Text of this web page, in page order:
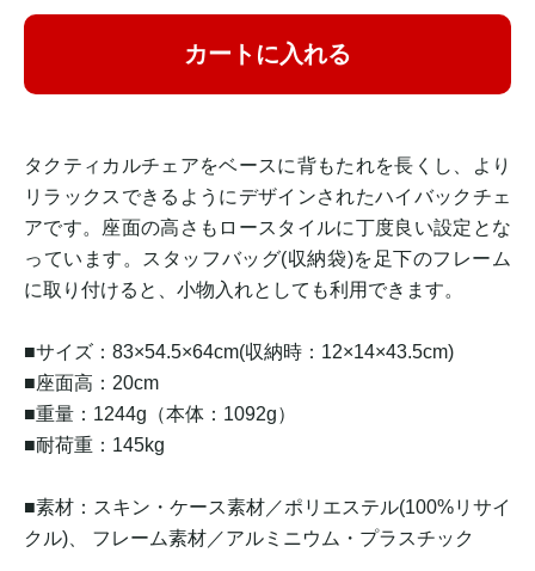
カートに入れる
タクティカルチェアをベースに背もたれを長くし、より
リラックスできるようにデザインされたハイバックチェ
アです。座面の高さもロースタイルに丁度良い設定とな
っています。スタッフバッグ(収納袋)を足下のフレーム
に取り付けると、小物入れとしても利用できます。
■サイズ：83×54.5×64cm(収納時：12×14×43.5cm)
■座面高：20cm
■重量：1244g（本体：1092g）
■耐荷重：145kg
■素材：️スキン・ケース素材／ポリエステル(100%リサイ
クル)、 フレーム素材／アルミニウム・プラスチック